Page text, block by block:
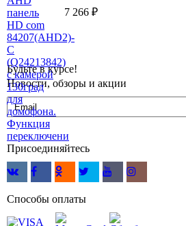
7 266 ₽
Будьте в курсе!
Новости, обзоры и акции
Присоединяйтесь
Способы оплаты